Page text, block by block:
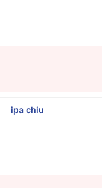
把我刪除)
ipa chiu